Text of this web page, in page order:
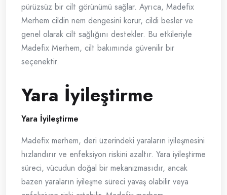
pürüzsüz bir cilt görünümü sağlar. Ayrıca, Madefix
Merhem cildin nem dengesini korur, cildi besler ve
genel olarak cilt sağlığını destekler. Bu etkileriyle
Madefix Merhem, cilt bakımında güvenilir bir
seçenektir.
Yara İyileştirme
Yara İyileştirme
Madefix merhem, deri üzerindeki yaraların iyileşmesini
hızlandırır ve enfeksiyon riskini azaltır. Yara iyileştirme
süreci, vücudun doğal bir mekanizmasıdır, ancak
bazen yaraların iyileşme süreci yavaş olabilir veya